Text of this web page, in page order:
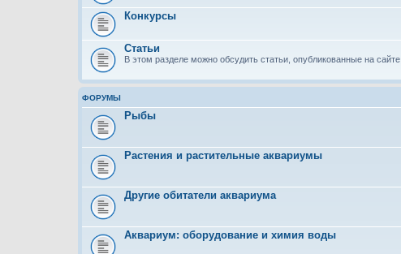
Конкурсы
Статьи
В этом разделе можно обсудить статьи, опубликованные на сайте.
ФОРУМЫ
Рыбы
Растения и растительные аквариумы
Другие обитатели аквариума
Аквариум: оборудование и химия воды